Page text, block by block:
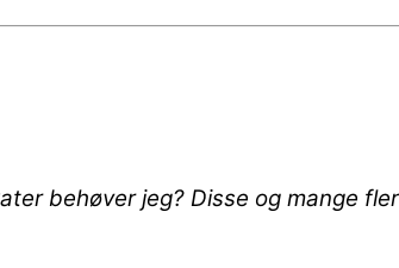
behøver jeg? Disse og mange